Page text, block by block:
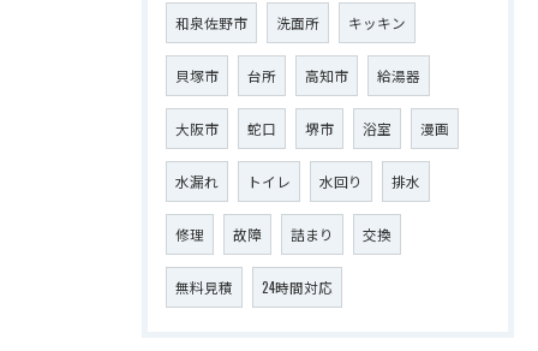
和泉佐野市 洗面所 キッキン
貝塚市 台所 高知市 給湯器
大阪市 蛇口 堺市 浴室 漫画
水漏れ トイレ 水回り 排水
修理 故障 詰まり 交換
無料見積 24時間対応